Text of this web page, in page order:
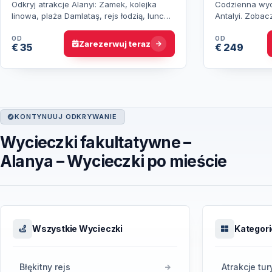
Odkryj atrakcje Alanyi: Zamek, kolejka
linowa, plaża Damlataş, rejs łodzią, lunch
bazarze.
OD
€ 35 Zarezerwuj teraz
Codzienna
Antalyi.
się
OD
€ 249
KONTYNUUJ ODKRYWANIE
Wycieczki fakultatywne –
Alanya – Wycieczki po mieście
Wszystkie Wycieczki
Błękitny rejs Atrakcje